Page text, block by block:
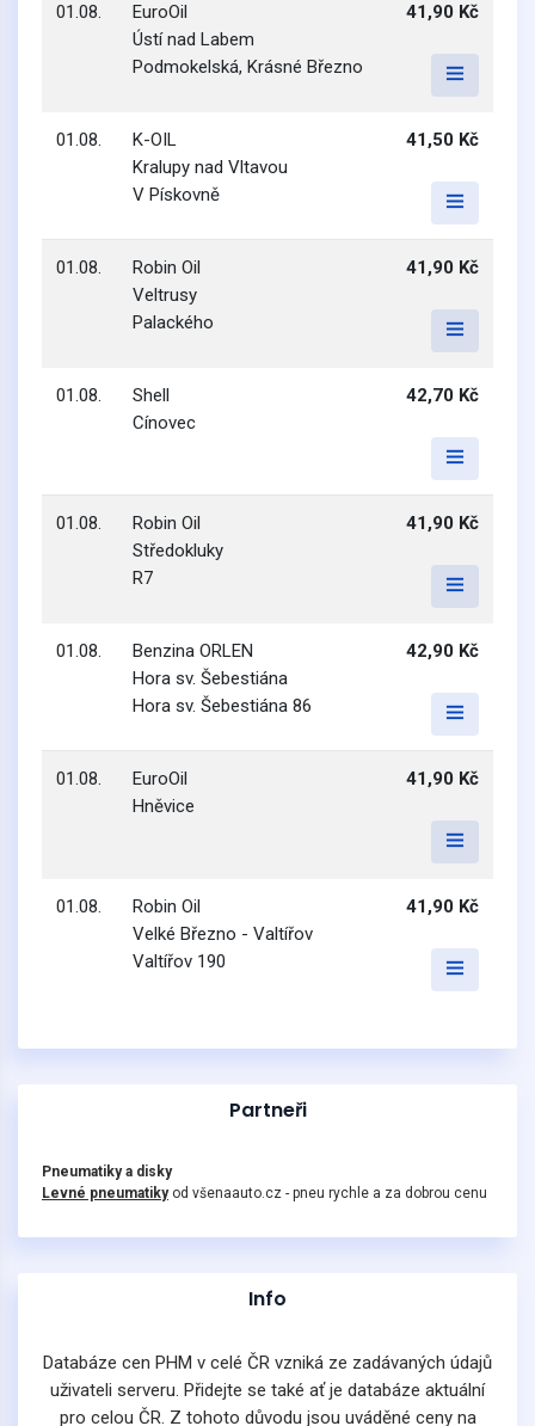
01.08.
EuroOil
Ústí nad Labem
Podmokelská, Krásné Březno
41,90 Kč
01.08.
K-OIL
Kralupy nad Vltavou
V Pískovně
41,50 Kč
01.08.
Robin Oil
Veltrusy
Palackého
41,90 Kč
01.08.
Shell
Cínovec
42,70 Kč
01.08.
Robin Oil
Středokluky
R7
41,90 Kč
01.08.
Benzina ORLEN
Hora sv. Šebestiána
Hora sv. Šebestiána 86
42,90 Kč
01.08.
EuroOil
Hněvice
41,90 Kč
01.08.
Robin Oil
Velké Březno - Valtířov
Valtířov 190
41,90 Kč
Partneři
Pneumatiky a disky
Levné pneumatikyod všenaauto.cz - pneu rychle a za dobrou cenu
Info
Databáze cen PHM v celé ČR vzniká ze zadávaných údajů
uživateli serveru. Přidejte se také ať je databáze aktuální
pro celou ČR. Z tohoto důvodu jsou uváděné ceny na